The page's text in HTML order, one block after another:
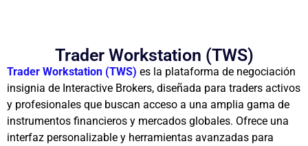
Trader Workstation (TWS)
Trader Workstation (TWS) es la plataforma de negociación
insignia de Interactive Brokers, diseñada para traders activos
y profesionales que buscan acceso a una amplia gama de
instrumentos financieros y mercados globales. Ofrece una
interfaz personalizable y herramientas avanzadas para